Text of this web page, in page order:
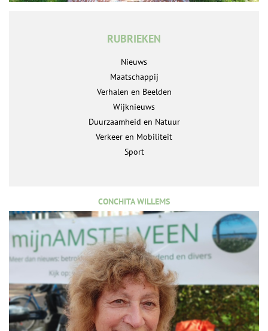
RUBRIEKEN
Nieuws
Maatschappij
Verhalen en Beelden
Wijknieuws
Duurzaamheid en Natuur
Verkeer en Mobiliteit
Sport
CONCHITA WILLEMS